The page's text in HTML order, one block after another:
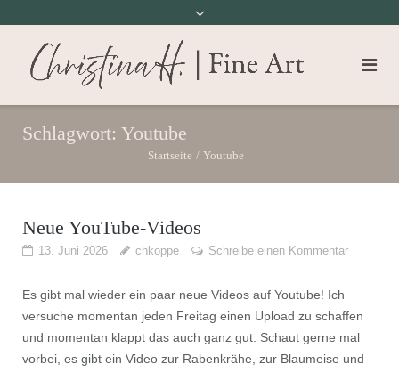
Schlagwort: Youtube
Startseite / Youtube
Neue YouTube-Videos
13. Juni 2026 chkoppe Schreibe einen Kommentar
Es gibt mal wieder ein paar neue Videos auf Youtube! Ich
versuche momentan jeden Freitag einen Upload zu schaffen
und momentan klappt das auch ganz gut. Schaut gerne mal
vorbei, es gibt ein Video zur Rabenkrähe, zur Blaumeise und